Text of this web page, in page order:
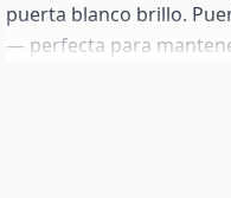
puerta blanco brillo.
— perfecta para